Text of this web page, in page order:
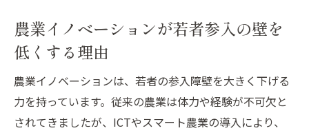
農業イノベーションが若者参入の壁を
低くする理由
農業イノベーションは、若者の参入障壁を大きく下げる
力を持っています。従来の農業は体力や経験が不可欠と
されてきましたが、ICTやスマート農業の導入により、